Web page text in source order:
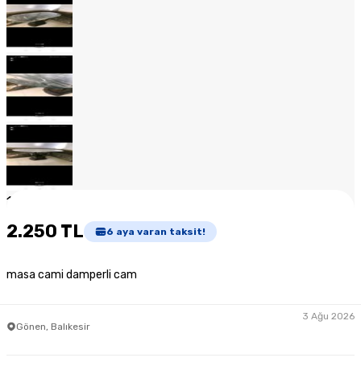
1
2.250 TL 6 aya varan taksit!
masa cami damperli cam
Gönen, Balıkesir
3 Ağu 2026